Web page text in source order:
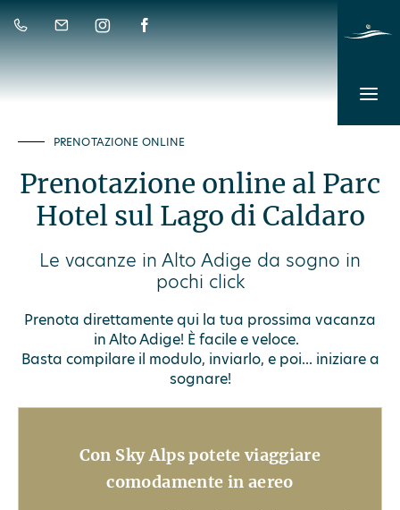
PRENOTAZIONE ONLINE
Prenotazione online al Parc
Hotel sul Lago di Caldaro
Le vacanze in Alto Adige da sogno in
pochi click
Prenota direttamente qui la tua prossima vacanza
in Alto Adige! È facile e veloce.
Basta compilare il modulo, inviarlo, e poi... iniziare a
sognare!
Con Sky Alps potete viaggiare
comodamente in aereo